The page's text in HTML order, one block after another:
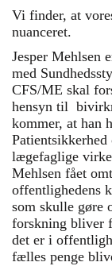
Vi finder, at
nuanceret.
Jesper Mehlsen
med
CFS/ME skal
hensyn til
kommer, at han
lægefaglige
Mehlsen fået
offentlighedens
som skulle gøre
forskning bliver
det er i
fælles penge